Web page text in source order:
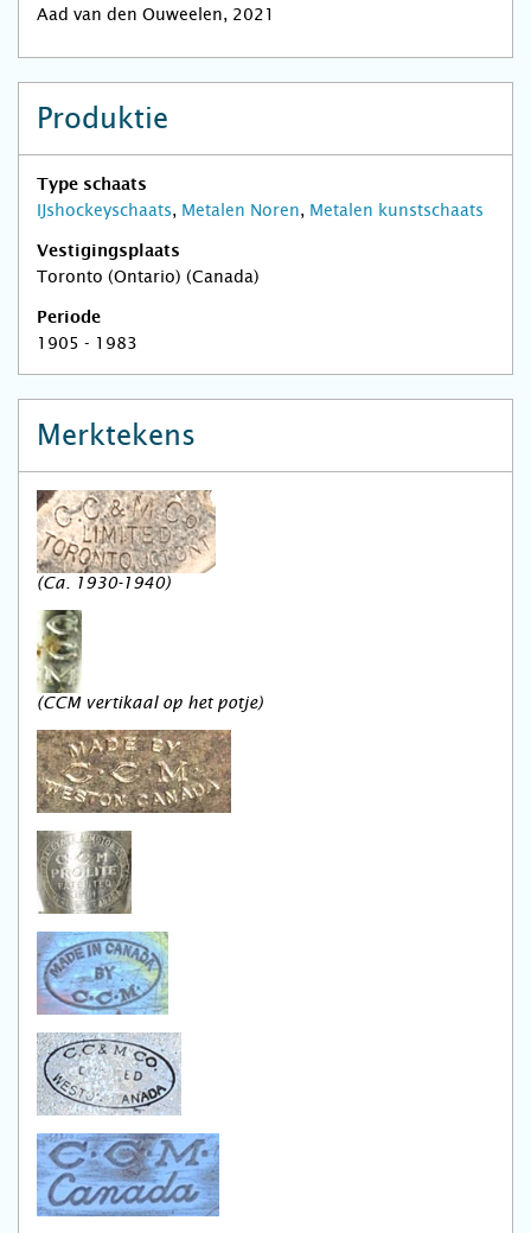
Aad van den Ouweelen, 2021
Produktie
Type schaats
IJshockeyschaats, Metalen Noren, Metalen kunstschaats
Vestigingsplaats
Toronto (Ontario) (Canada)
Periode
1905 - 1983
Merktekens
(Ca. 1930-1940)
(CCM vertikaal op het potje)